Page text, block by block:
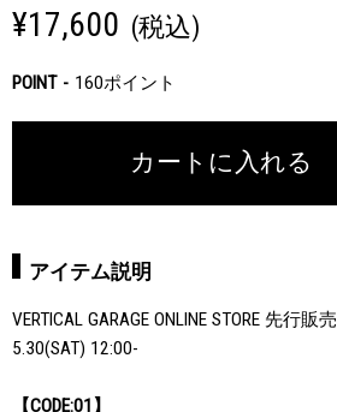
¥17,600 (税込)
POINT 160ポイント
カートに入れる
アイテム説明
VERTICAL GARAGE ONLINE STORE 先行販売
5.30(SAT) 12:00-
【CODE:01】